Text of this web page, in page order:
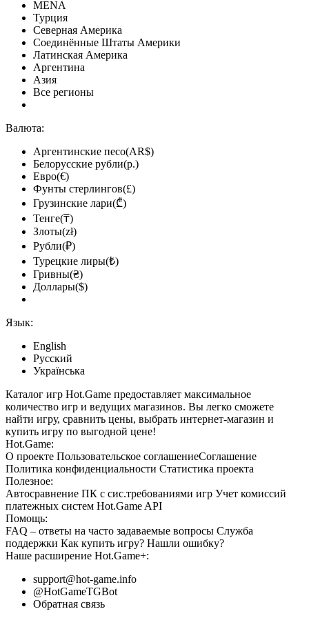
MENA
Турция
Северная Америка
Соединённые Штаты Америки
Латинская Америка
Аргентина
Азия
Все регионы
Валюта:
Аргентинские песо(AR$)
Белорусские рубли(р.)
Евро(€)
Фунты стерлингов(£)
Грузинские лари(₾)
Тенге(₸)
Злоты(zł)
Рубли(₽)
Турецкие лиры(₺)
Гривны(₴)
Доллары($)
Язык:
English
Русский
Українська
Каталог игр Hot.Game предоставляет максимальное
количество игр и ведущих магазинов. Вы легко сможете
найти игру, сравнить цены, выбрать интернет-магазин и
купить игру по выгодной цене!
Hot.Game:
О проекте Пользовательское соглашениеСоглашение
Политика конфиденциальности Статистика проекта
Полезное:
Автосравнение ПК с сис.требованиями игр Учет комиссий
платежных систем Hot.Game API
Помощь:
FAQ – ответы на часто задаваемые вопросы Служба
поддержки Как купить игру? Нашли ошибку?
Наше расширение Hot.Game+:
support@hot-game.info
@HotGameTGBot
Обратная связь